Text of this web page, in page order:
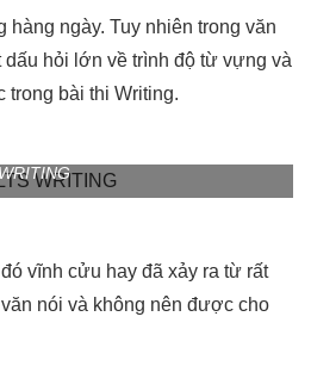
hàng ngày. Tuy nhiên trong văn
hỏi lớn về trình độ từ vựng và
trong bài thi Writing.
vĩnh cửu hay đã xảy ra từ rất
nói và không nên được cho